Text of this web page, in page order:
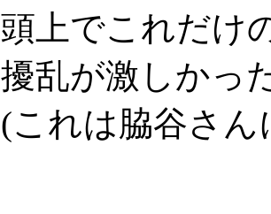
頭上でこれだけ
擾乱が激しかっ
(これは脇谷さ